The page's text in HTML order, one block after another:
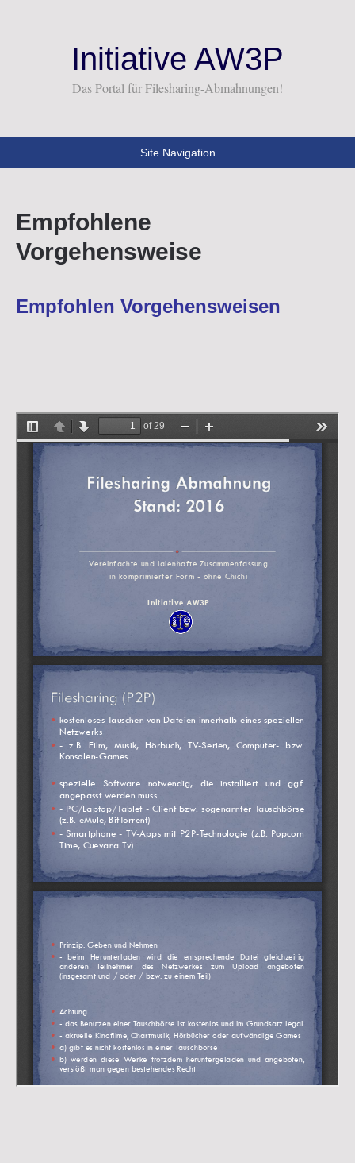
Initiative AW3P
Das Portal für Filesharing-Abmahnungen!
Site Navigation
Empfohlene
Vorgehensweise
Empfohlen Vorgehensweisen